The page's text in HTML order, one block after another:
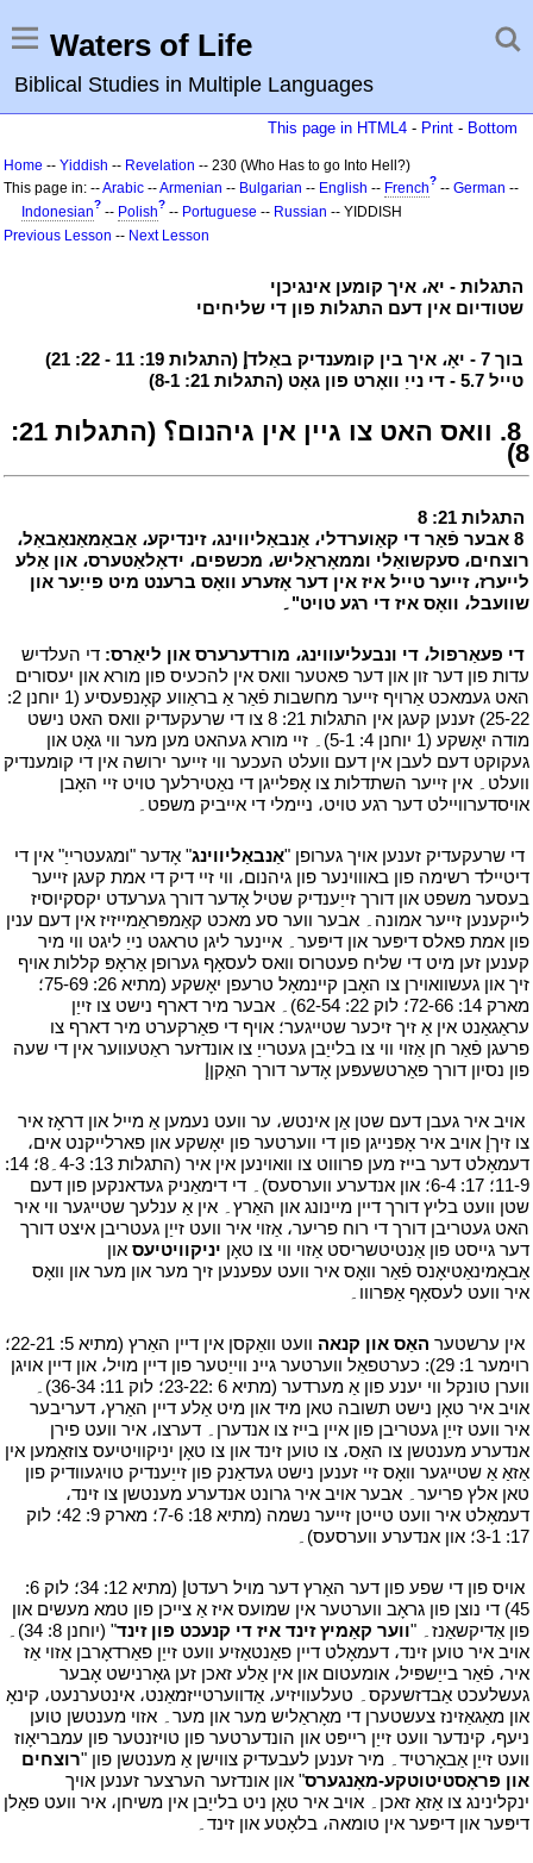
Waters of Life
Biblical Studies in Multiple Languages
This page in HTML4 - Print - Bottom
Home -- Yiddish -- Revelation -- 230 (Who Has to go Into Hell?)
This page in: --Arabic --Armenian -- Bulgarian -- English -- French? -- German --
Indonesian? -- Polish? -- Portuguese -- Russian -- YIDDISH
Previous Lesson -- Next Lesson
התגלות - יא، איך קומען אינגיכןי
שטודיום אין דעם התגלות פון די שליחיםי
בוך 7 - יאָ، איך בין קומענדיק באַלדإ (התגלות 19: 11 - 22: 21)
טייל 5.7 - די נייַ וואָרט פון גאָט (התגלות 21: 8-1)
8. וואס האט צו גיין אין גיהנום؟ (התגלות 21:
8)
התגלות 21: 8
8 אבער פֿאַר די קאַוערדלי، אַנבאַליווינג، זינדיקע، אַבאַמאַנאַבאַל،
רוצחים، סעקשואַלי וממאָראַליש، מכשפים، ידאָלאַטערס، און אַלע
לייערז، זייער טייל איז אין דער אָזערע וואָס ברענט מיט פייַער און
שוועבל، וואָס איז די רגע טויט"۔
די פעאַרפול، די ונבעליעווינג، מורדערערס און ליאַרס: די העלדיש
עדות פון דער זון און דער פאטער וואס אין להכעיס פון מורא און יעסורים
האט געמאכט אַרויף זייער מחשבות פֿאַר אַ בראַווע קאָנפעסיע (1 יוחנן 2:
25-22) זענען קעגן אין התגלות 21: 8 צו די שרעקעדיק וואס האט נישט
מודה יאָשקע (1 יוחנן 4: 5-1)۔ זיי מורא געהאט מען מער ווי גאָט און
געקוקט דעם לעבן אין דעם וועלט העכער ווי זייער ירושה אין די קומענדיק
וועלט۔ אין זייער השתדלות צו אָפּלייגן די נאַטירלעך טויט זיי האָבן
אויסדערוויילט דער רגע טויט، ניימלי די אייביק משפט۔
די שרעקעדיק זענען אויך גערופן "אַנבאַליווינג" אָדער "ומגעטרייַ" אין די
דיטיילד רשימה פון באוווינער פון גיהנום، ווי זיי דיק די אמת קעגן זייער
בעסער משפט און דורך זייַענדיק שטיל אָדער דורך גערעדט יקסקיוסיז
לייקענען זייער אמונה۔ אבער ווער סע מאכט קאַמפּראַמייזיז אין דעם ענין
פון אמת פאלס דיפּער און דיפּער۔ איינער ליגן טראגט נייַ ליגט ווי מיר
קענען זען מיט די שליח פעטרוס וואס לעסאָף גערופן אַראָפּ קללות אויף
זיך און געשוואוירן צו האָבן קיינמאָל טרעפן יאָשקע (מתיא 26: 75-69؛
מארק 14: 72-66؛ לוק 22: 62-54)۔ אבער מיר דארף נישט צו זייַן
עראַגאַנט אין אַ זיך זיכער שטייגער؛ אויף די פאַרקערט מיר דארף צו
פרעגן פֿאַר חן אַזוי ווי צו בלייַבן געטרייַ צו אונדזער ראַטעווער אין די שעה
פון נסיון דורך פאַרטשעפּען אָדער דורך האַקןإ
אויב איר געבן דעם שטן אַן אינטש، ער וועט נעמען אַ מייל און דראָז איר
צו זיךإ אויב איר אָפּנייגן פון די ווערטער פון יאָשקע און פארלייקנט אים،
דעמאָלט דער בייז מען פרוווט צו וואוינען אין איר (התגלות 13: 4-3۔8؛ 14:
9-11؛ 17: 4-6؛ און אנדערע ווערסעס)۔ די דימאַניק געדאנקען פון דעם
שטן וועט בליץ דורך דיין מיינונג און האַרץ۔ אין אַ ענלעך שטייגער ווי איר
האט געטריבן דורך די רוח פריער، אַזוי איר וועט זייַן געטריבן איצט דורך
דער גייסט פון אַנטיטשריסט אַזוי ווי צו טאָן יניקוויטיעס און
אַבאָמינאַטיאָנס פֿאַר וואָס איר וועט עפענען זיך מער און מער און וואָס
איר וועט לעסאָף אַפּרווו۔
אין ערשטער האַס און קנאה
וועט וואַקסן אין דיין האַרץ (מתיא 5: 22-21؛
רוימער 1: 29): כערטפאַל ווערטער גיינ ווייַטער פון דיין מויל، און דיין אויגן
ווערן טונקל ווי יענע פון אַ מערדער (מתיא 6 :23-22؛ לוק 11: 36-34)۔
אויב איר טאָן נישט תשובה טאן מיד און מיט אַלע דיין האַרץ، דעריבער
איר וועט זייַן געטריבן פון איין בייז צו אנדערן۔ דערצו، איר וועט פירן
אנדערע מענטשן צו האַס، צו טוען זינד און צו טאָן יניקוויטיעס צוזאַמען אין
אַזאַ אַ שטייגער וואָס זיי זענען נישט געדאַנק פון זייַענדיק טויגעוודיק פון
טאן אלץ פריער۔ אבער אויב איר גרונט אנדערע מענטשן צו זינד،
דעמאָלט איר וועט טייטן זייער נשמה (מתיא 18: 7-6؛ מארק 9: 42؛ לוק
17: 3-1؛ און אנדערע ווערסעס)۔
אויס פון די שפע פון דער האַרץ דער מויל רעדטإ (מתיא 12: 34؛ לוק 6:
45) די נוצן פון גראָב ווערטער אין שמועס איז אַ צייכן פון טמא מעשים און
פון אַדיקשאַנז۔ "ווער קאַמיץ זינד איז די קנעכט פון זינד
" (יוחנן 8: 34)۔
אויב איר טוען זינד، דעמאָלט דיין פאַנטאַזיע וועט זייַן פאַרדאָרבן אַזוי אַז
איר، פֿאַר בייַשפּיל، אומעטום און אין אַלע זאכן זען גאָרנישט אָבער
געשלעכט אַבדזשעקס۔ טעלעוויזיע، אַדווערטייזמאַנט، אינטערנעט، קינאָ
און מאַגאַזינז צעשטערן די מאָראַליש מער און מער۔ אזוי מענטשן טוען
ניעף، קינדער וועט זייַן רייפּט און הונדערטער פון טויזנטער פון עמבריאָוז
וועט זייַן אַבאָרטיד۔ מיר זענען לעבעדיק צווישן אַ מענטשן פון "רוצחים
און פּראָסטיטוטקע-מאָנגערס" און אונדזער הערצער זענען אויך
ינקלינינג צו אַזאַ זאכן۔ אויב איר טאָן ניט בלייַבן אין משיחן، איר וועט פאַלן
דיפּער און דיפּער אין טומאה، בלאָטע און זינד۔